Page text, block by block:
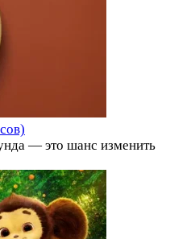
— это шанс изменить